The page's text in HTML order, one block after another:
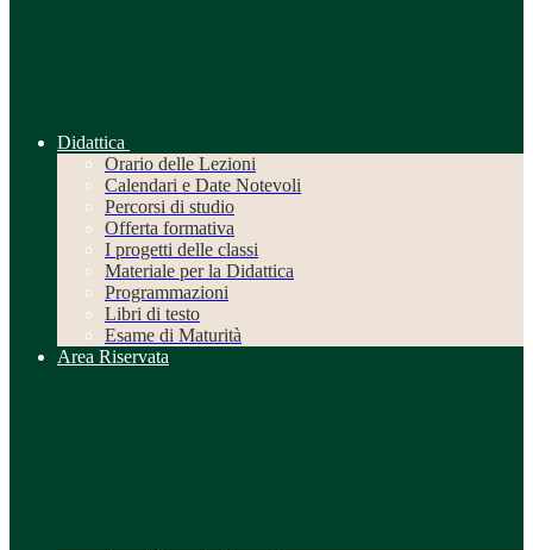
Didattica
Orario delle Lezioni
Calendari e Date Notevoli
Percorsi di studio
Offerta formativa
I progetti delle classi
Materiale per la Didattica
Programmazioni
Libri di testo
Esame di Maturità
Area Riservata